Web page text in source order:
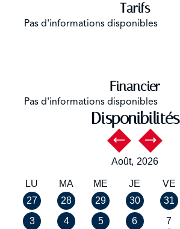
Tarifs
Pas d'informations disponibles
Financier
Pas d'informations disponibles
Disponibilités
Août, 2026
LU MA ME JE VE
27
28 29 30 31
3
4 5 6 7